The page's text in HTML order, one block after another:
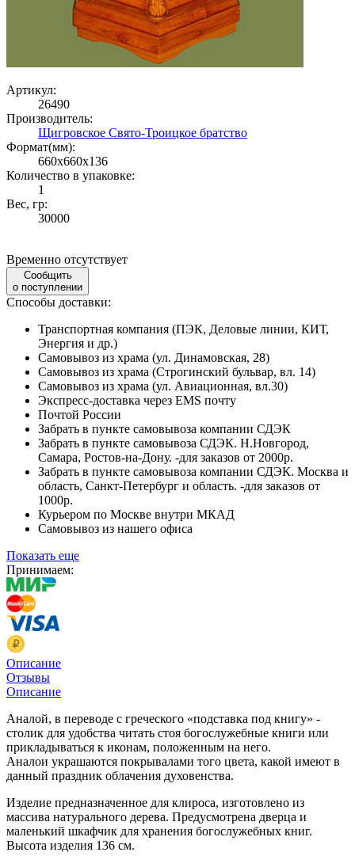
Артикул:
26490
Производитель:
Щигровское Свято-Троицкое братство
Формат(мм):
660x660x136
Количество в упаковке:
1
Вес, гр:
30000
Временно отсутствует
Сообщить
о поступлении
Способы доставки:
Транспортная компания (ПЭК, Деловые линии, КИТ,
Энергия и др.)
Самовывоз из храма (ул. Динамовская, 28)
Самовывоз из храма (Строгинский бульвар, вл. 14)
Самовывоз из храма (ул. Авиационная, вл.30)
Экспресс-доставка через EMS почту
Почтой России
Забрать в пункте самовывоза компании СДЭК
Забрать в пункте самовывоза СДЭК. Н.Новгород,
Самара, Ростов-на-Дону. -для заказов от 2000р.
Забрать в пункте самовывоза компании СДЭК. Москва и
область, Санкт-Петербург и область. -для заказов от
1000р.
Курьером по Москве внутри МКАД
Самовывоз из нашего офиса
Показать еще
Принимаем:
Описание
Отзывы
Описание
Аналой, в переводе с греческого «подставка под книгу» -
столик для удобства читать стоя богослужебные книги или
прикладываться к иконам, положенным на него.
Аналои украшаются покрывалами того цвета, какой имеют в
данный праздник облачения духовенства.
Изделие предназначенное для клироса, изготовлено из
массива натурального дерева. Предусмотрена дверца и
маленький шкафчик для хранения богослужебных книг.
Высота изделия 136 см.